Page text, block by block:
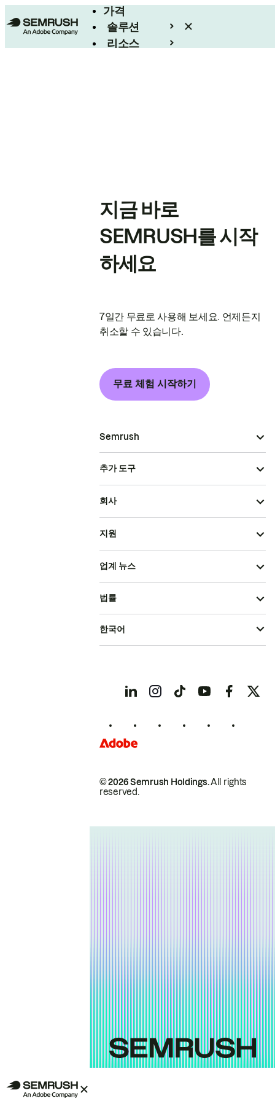
가격
솔루션
리소스
지금 바로
SEMRUSH를 시작
하세요
7일간 무료로 사용해 보세요. 언제든지
취소할 수 있습니다.
무료 체험 시작하기
Semrush
추가 도구
회사
지원
업계 뉴스
© 2026 Semrush Holdings.All rights
reserved.
법률
한국어